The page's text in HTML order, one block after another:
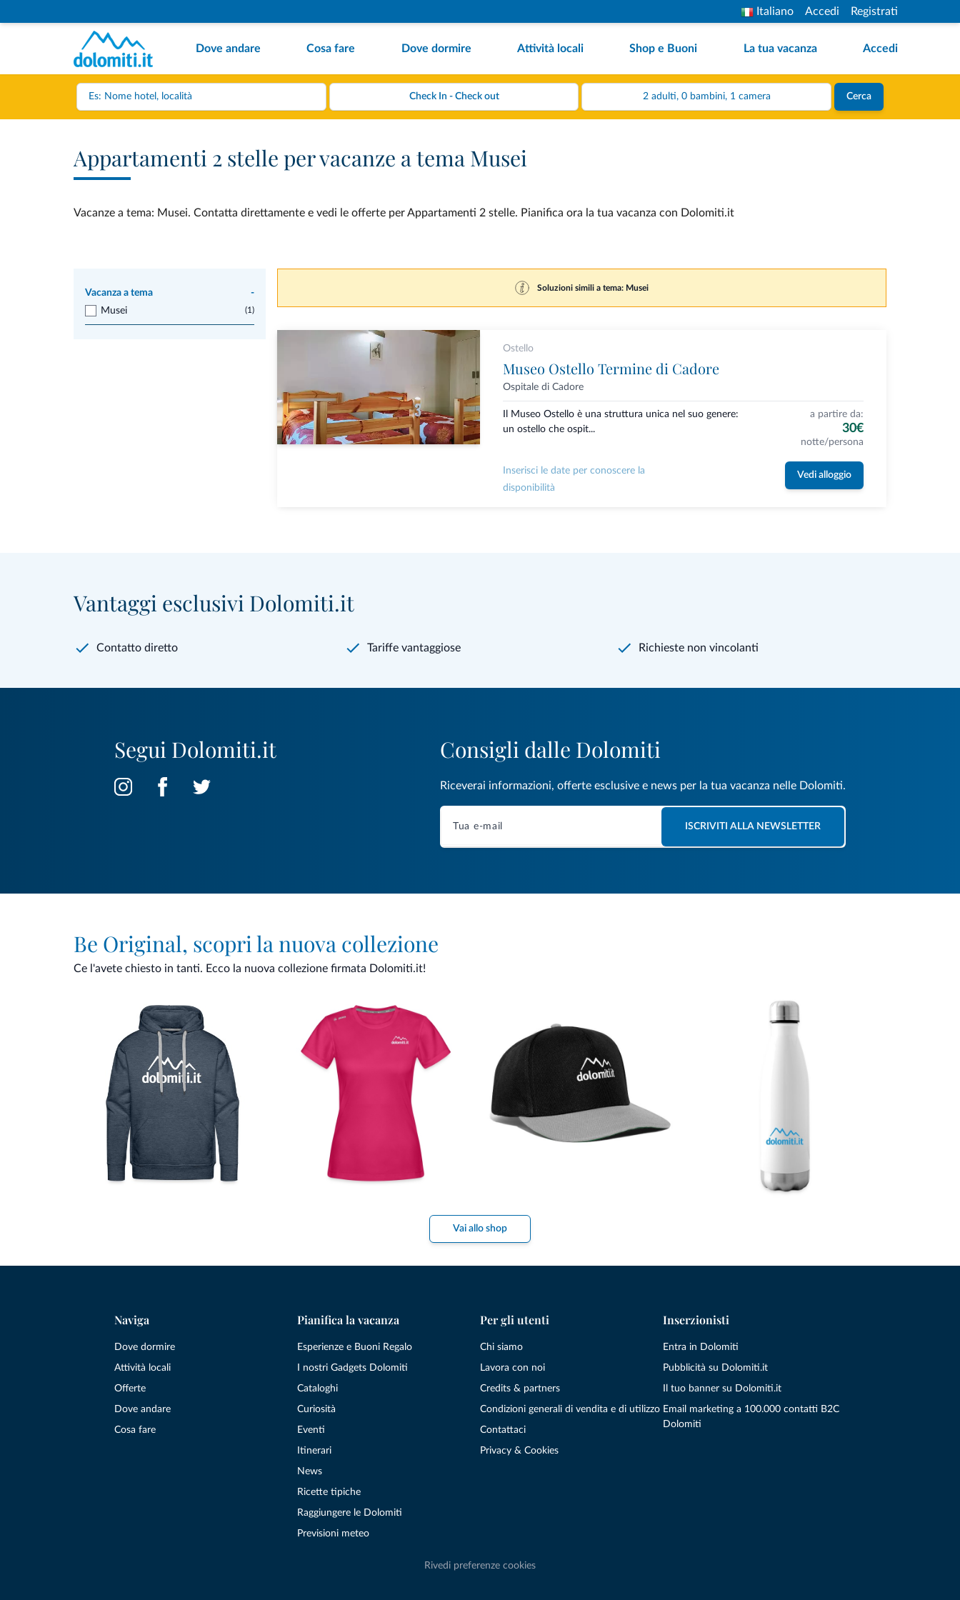
Italiano Accedi Registrati
Dove andare Cosa fare Dove dormire Attività locali Shop e Buoni La tua vacanza Accedi
2 adulti, 0 bambini, 1 camera Cerca
Appartamenti 2 stelle per vacanze a tema Musei
Vacanze a tema: Musei. Contatta direttamente e vedi le offerte per Appartamenti 2 stelle. Pianifica ora la tua vacanza con Dolomiti.it
Vacanza a tema
-
Musei
(1)
Soluzioni simili a tema: Musei
Ostello
Museo Ostello Termine di Cadore
Ospitale di Cadore
Il Museo Ostello è una struttura unica nel suo genere:
un ostello che ospit...
a partire da:
30€
notte/persona
Inserisci le date per conoscere la
disponibilità
Vedi alloggio
Vantaggi esclusivi Dolomiti.it
Contatto diretto Tariffe vantaggiose Richieste non vincolanti
Segui Dolomiti.it Consigli dalle Dolomiti
Riceverai informazioni, offerte esclusive e news per la tua vacanza nelle Dolomiti.
ISCRIVITI ALLA NEWSLETTER
Be Original, scopri la nuova collezione
Ce l'avete chiesto in tanti. Ecco la nuova collezione firmata Dolomiti.it!
Vai allo shop
Naviga
Dove dormire
Attività locali
Offerte
Dove andare
Cosa fare
Pianifica la vacanza
Esperienze e Buoni Regalo
I nostri Gadgets Dolomiti
Cataloghi
Curiosità
Eventi
Itinerari
News
Ricette tipiche
Raggiungere le Dolomiti
Previsioni meteo
Per gli utenti
Chi siamo
Lavora con noi
Credits & partners
Condizioni generali di vendita e di utilizzo
Contattaci
Privacy & Cookies
Inserzionisti
Entra in Dolomiti
Pubblicità su Dolomiti.it
Il tuo banner su Dolomiti.it
Email marketing a 100.000 contatti B2C
Dolomiti
Rivedi preferenze cookies